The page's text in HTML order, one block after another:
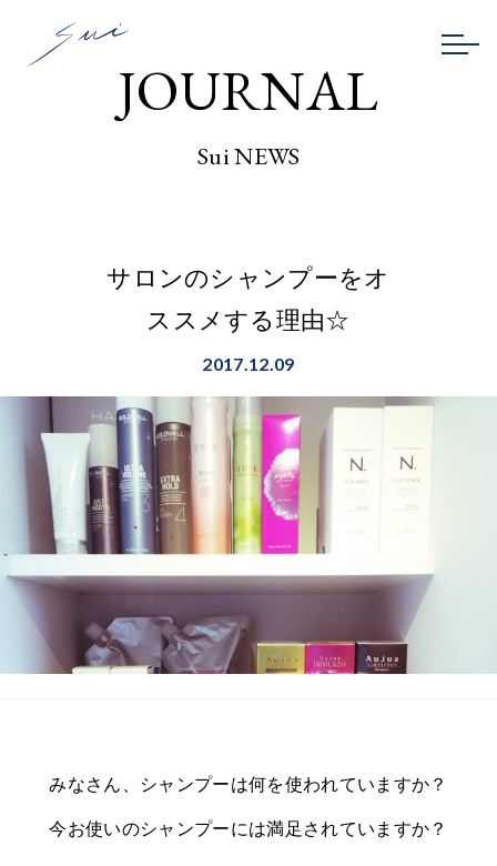
JOURNAL
Sui NEWS
サロンのシャンプーをオ
ススメする理由☆
2017.12.09
みなさん、シャンプーは何を使われていますか？
今お使いのシャンプーには満足されていますか？